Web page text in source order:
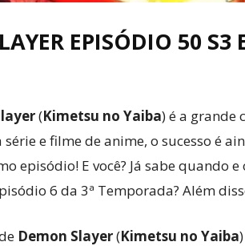
EPISÓDIO 50
(Kimetsu no Yaiba) é a grande
e filme de anime, o sucesso é
episódio! E você? Já sabe quando
6 da 3ª Temporada? Além
Demon Slayer(Kimetsu no Yaiba